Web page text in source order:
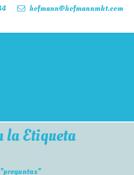
hofmann@hofmannmkt.com
la Etiqueta